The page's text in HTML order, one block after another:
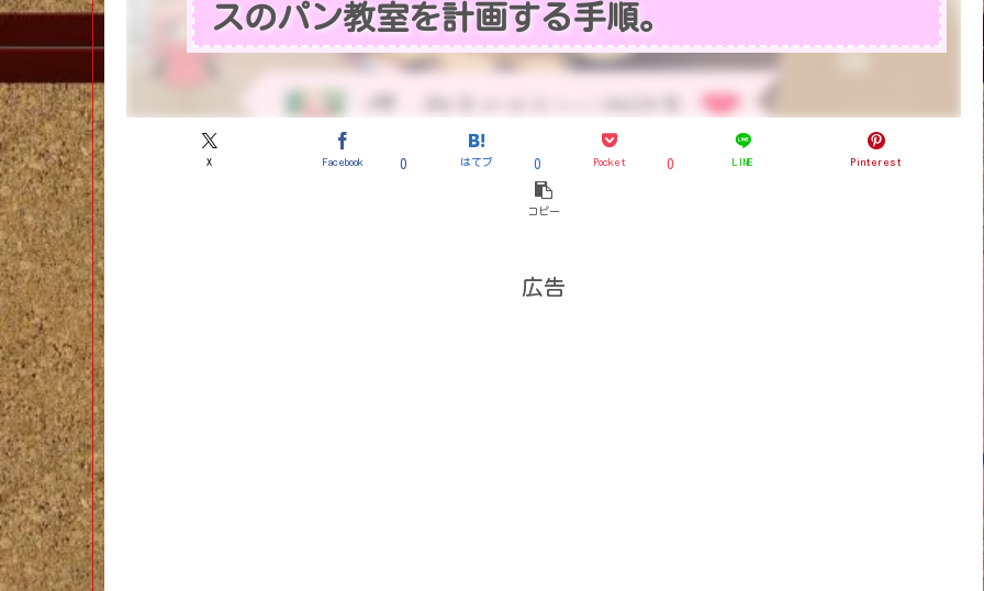
スのパン教室を計画する手順。
X Facebook 0 はてブ 0 Pocket 0 LINE Pinterest
コピー
広告